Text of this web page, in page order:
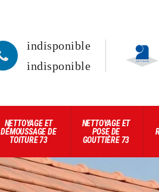
indisponible
indisponible
NETTOYAGE ET
DÉMOUSSAGE DE
TOITURE 73
NETTOYAGE ET
POSE DE
GOUTTIÈRE 73